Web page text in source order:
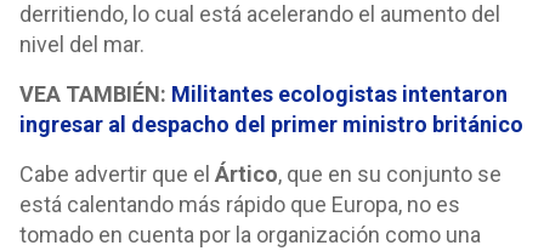
derritiendo, lo cual está acelerando el aumento del
nivel del mar.
VEA TAMBIÉN: Militantes ecologistas intentaron
ingresar al despacho del primer ministro británico
Cabe advertir que el Ártico, que en su conjunto se
está calentando más rápido que Europa, no es
tomado en cuenta por la organización como una